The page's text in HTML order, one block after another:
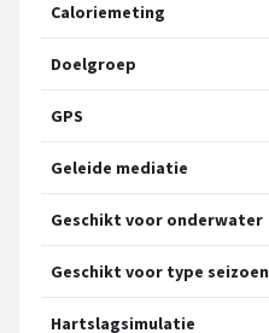
Caloriemeting
Doelgroep
GPS
Geleide mediatie
Geschikt voor onderwater
Geschikt voor type seizoen
Hartslagsimulatie